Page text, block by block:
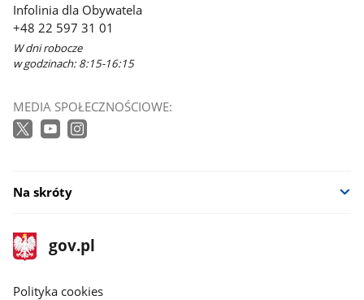
Infolinia dla Obywatela
+48 22 597 31 01
W dni robocze
w godzinach: 8:15-16:15
MEDIA SPOŁECZNOŚCIOWE:
Na skróty
stopka
gov.pl
Strona
gov.pl
gov.pl
Polityka cookies